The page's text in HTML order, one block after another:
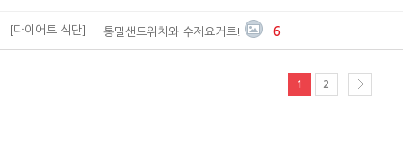
[다이어트 식단] 통밀샌드위치와 수제요거트! 6
1 2